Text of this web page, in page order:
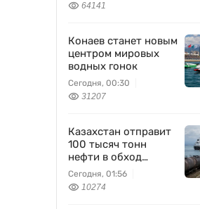
64141
Конаев станет новым
центром мировых
водных гонок
Сегодня, 00:30
31207
Казахстан отправит
100 тысяч тонн
нефти в обход
России
Сегодня, 01:56
10274